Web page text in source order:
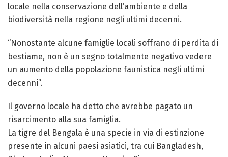
locale nella conservazione dell’ambiente e della
biodiversità nella regione negli ultimi decenni.
“Nonostante alcune famiglie locali soffrano di perdita di
bestiame, non è un segno totalmente negativo vedere
un aumento della popolazione faunistica negli ultimi
decenni”.
Il governo locale ha detto che avrebbe pagato un
risarcimento alla sua famiglia.
La tigre del Bengala è una specie in via di estinzione
presente in alcuni paesi asiatici, tra cui Bangladesh,